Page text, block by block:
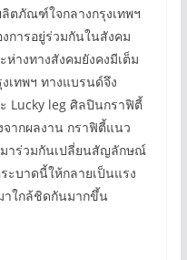
ตภัณฑ์ใจกลางกรุงเทพฯ
การอยู่ร่วมกันในสังคม
ห่างทางสังคมยังคงมีเต็ม
ทพฯ ทางแบรนด์จึง
Lucky leg ศิลปินกราฟิตี้
จากผลงาน กราฟิตี้แนว
าร่วมกันเปลี่ยนสัญลักษณ์
ะบาดนี้ให้กลายเป็นแรง
ใกล้ชิดกันมากขึ้น